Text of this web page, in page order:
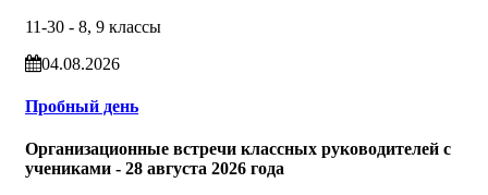
11-30 - 8, 9 классы
04.08.2026
Пробный день
Организационные встречи классных руководителей с
учениками - 28 августа 2026 года